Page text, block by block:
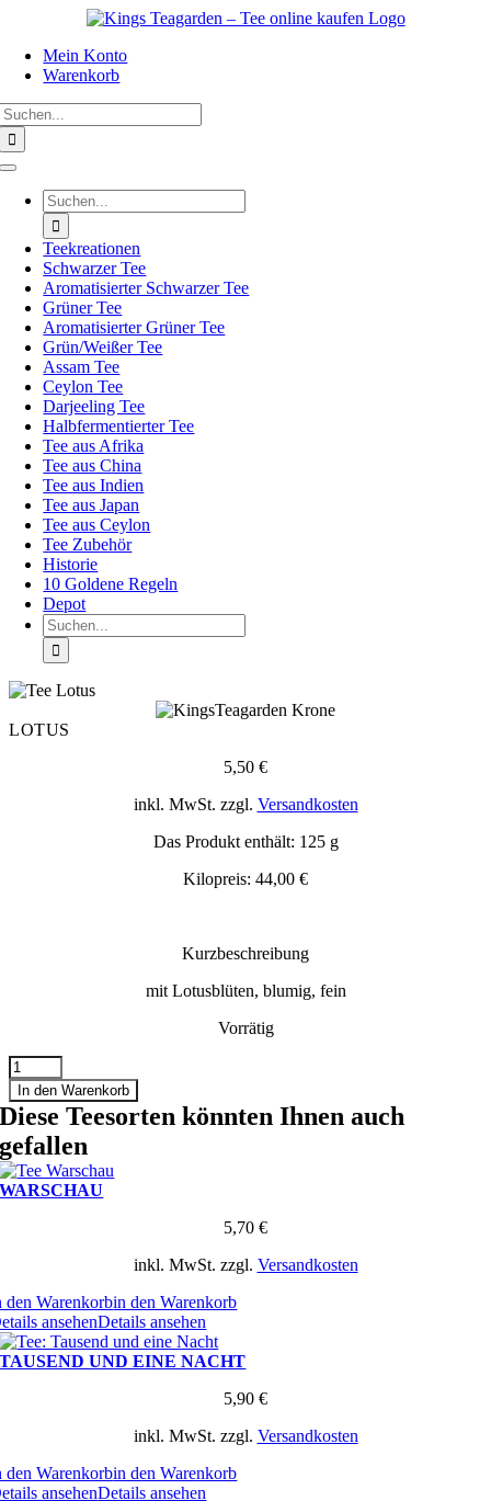
springenMein Konto
Warenkorb
Toggle
Navigation
Suche
nach:
Teekreationen
Schwarzer Tee
Aromatisierter Schwarzer Tee
Grüner Tee
Aromatisierter Grüner Tee
Grün/Weißer Tee
Assam Tee
Ceylon Tee
Darjeeling Tee
Halbfermentierter Tee
Tee aus Afrika
Tee aus China
Tee aus Indien
Tee aus Japan
Tee aus Ceylon
Tee Zubehör
Historie
10 Goldene Regeln
Depot
Suche
nach:
LOTUS
5,50 €
inkl. MwSt. zzgl. Versandkosten
Das Produkt enthält: 125 g
Kilopreis: 44,00 €
Kurzbeschreibung
mit Lotusblüten, blumig, fein
Vorrätig
LOTUS
Menge
In den Warenkorb
Diese Teesorten könnten Ihnen auch
gefallen
WARSCHAU
5,70 €
inkl. MwSt. zzgl. Versandkosten
den Warenkorbin den Warenkorb
ansehenDetails ansehen
TAUSEND UND EINE NACHT
5,90 €
inkl. MwSt. zzgl. Versandkosten
den Warenkorbin den Warenkorb
ansehenDetails ansehen